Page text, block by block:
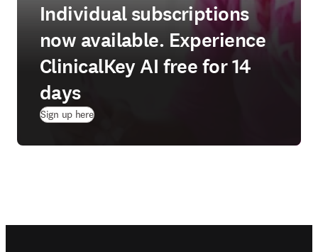
Individual subscriptions
now available. Experience
ClinicalKey AI free for 14
days
Sign up here(